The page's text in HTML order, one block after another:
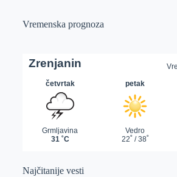
Vremenska prognoza
Najčitanije vesti